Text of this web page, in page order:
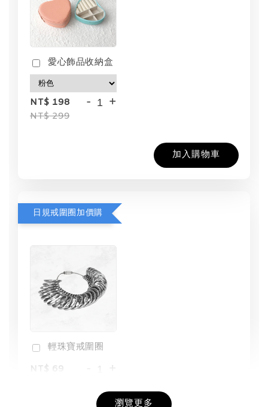
愛心飾品收納盒
NT$ 198
NT$ 299
- +
加入購物車
日規戒圍圈加價購
輕珠寶戒圍圈
NT$ 69
+
瀏覽更多